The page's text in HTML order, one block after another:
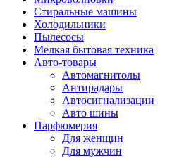
Стиральные машины
Холодильники
Пылесосы
Мелкая бытовая техника
Авто-товары
Автомагнитолы
Антирадары
Автосигнализации
Авто шины
Парфюмерия
Для женщин
Для мужчин